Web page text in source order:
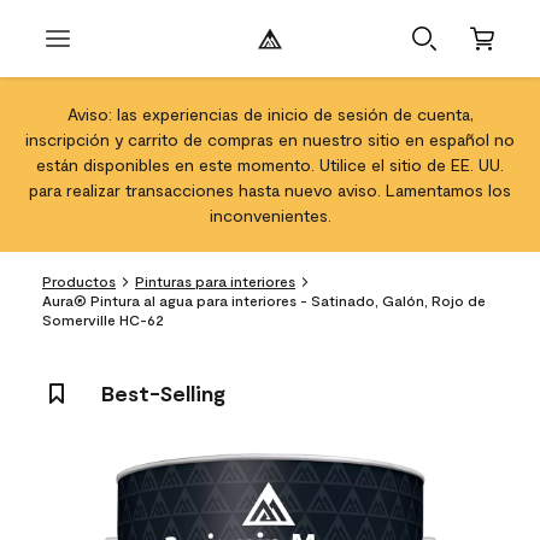
Aviso: las experiencias de inicio de sesión de cuenta,
inscripción y carrito de compras en nuestro sitio en español no
están disponibles en este momento. Utilice el sitio de EE. UU.
para realizar transacciones hasta nuevo aviso. Lamentamos los
inconvenientes.
Productos
Pinturas para interiores
Aura® Pintura al agua para interiores - Satinado, Galón, Rojo de
Somerville HC-62
Best-Selling